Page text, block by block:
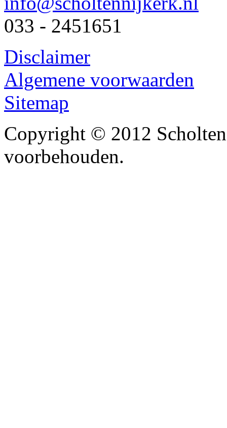
033 - 2451651
Disclaimer
Algemene voorwaarden
Sitemap
Copyright © 2012
voorbehouden.